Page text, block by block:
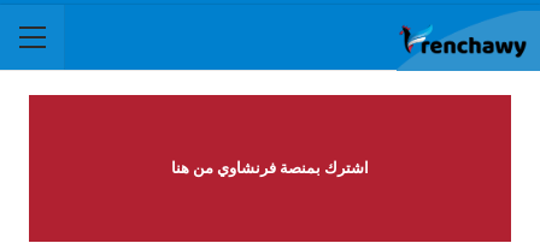
اشترك بمنصة فرنشاوي من هنا